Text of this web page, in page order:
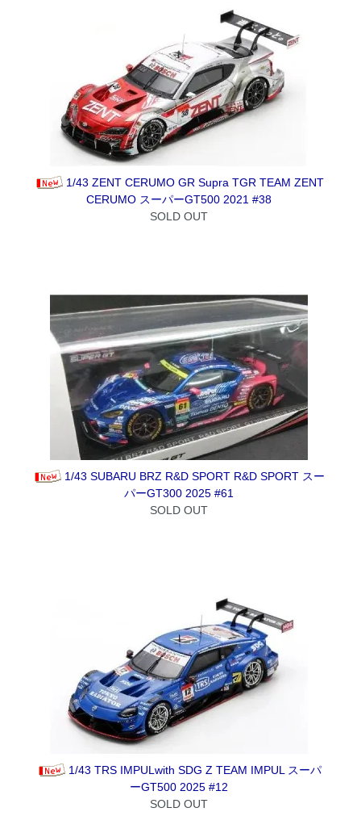
1/43 ZENT CERUMO GR Supra TGR TEAM ZENT
CERUMO スーパーGT500 2021 #38
SOLD OUT
1/43 SUBARU BRZ R&D SPORT R&D SPORT スー
パーGT300 2025 #61
SOLD OUT
1/43 TRS IMPULwith SDG Z TEAM IMPUL スーパ
ーGT500 2025 #12
SOLD OUT